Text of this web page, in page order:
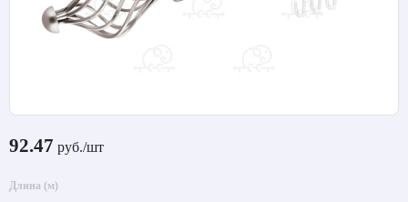
92.47 руб./шт
Длина (м)